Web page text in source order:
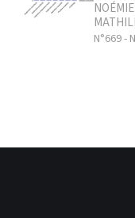
N°669 -